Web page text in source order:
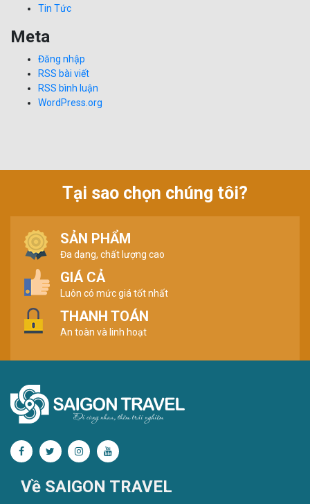
Tin Tức
Meta
Đăng nhập
RSS bài viết
RSS bình luận
WordPress.org
Tại sao chọn chúng tôi?
SẢN PHẨM
Đa dạng, chất lượng cao
GIÁ CẢ
Luôn có mức giá tốt nhất
THANH TOÁN
An toàn và linh hoạt
Về SAIGON TRAVEL